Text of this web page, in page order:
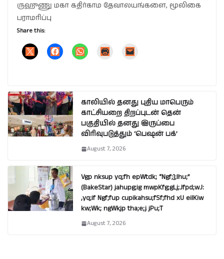
ருஹுணு மகா கதிர்காம தேவாலயங்களை, மூலிகை
பராமரிப்பு
Share this:
காலியில் தனது புதிய மாபெரும்
காட்சியறை திறப்புடன் தென்
பகுதியில் தனது இருப்பை
விரிவுபடுத்தும் ‘பெஷன் பக்’
August 7, 2026
Vgp nksup yq;fh epWtdk; “Ngf;];lhu;”
(BakeStar) jahupg;ig mwpKfg;gLj;Jfpd;wJ:
,yq;if Ngf;fup cupikahsu;fSf;fhd xU eilKiw
kw;Wk; ngWkjp tha;e;j jPu;T
August 7, 2026